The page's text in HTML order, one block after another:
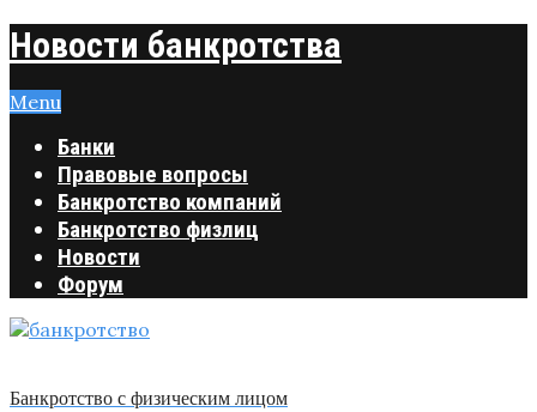
Новости банкротства
Menu
Банки
Правовые вопросы
Банкротство компаний
Банкротство физлиц
Новости
Форум
Банкротство с физическим лицом